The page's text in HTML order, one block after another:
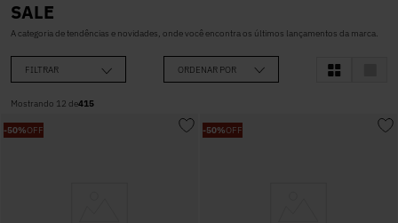
SALE
A categoria de tendências e novidades, onde você encontra os últimos lançamentos da marca.
FILTRAR ORDENAR POR
Mostrando 12 de415
-50%OFF -50%OFF
1º Vestido
2º Roupas